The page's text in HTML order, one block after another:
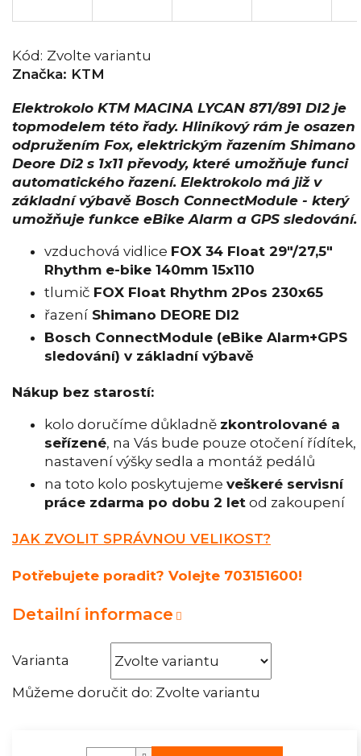
Kód: Zvolte variantu
Značka: KTM
Varianta
Můžeme doručit do: Zvolte variantu
Elektrokolo KTM MACINA LYCAN 871/891 DI2 je
topmodelem této řady. Hliníkový rám je osazen
odpružením Fox, elektrickým řazením Shimano
Deore Di2 s 1x11 převody, které umožňuje funci
automatického řazení. Elektrokolo má již v
základní výbavě Bosch ConnectModule - který
umožňuje funkce eBike Alarm a GPS sledování.
vzduchová vidlice FOX 34 Float 29"/27,5"
Rhythm e-bike 140mm 15x110
tlumič FOX Float Rhythm 2Pos 230x65
řazení Shimano DEORE DI2
Bosch ConnectModule (eBike Alarm+GPS
sledování) v základní výbavě
Nákup bez starostí:
kolo doručíme důkladně zkontrolované a
seřízené, na Vás bude pouze otočení řídítek,
nastavení výšky sedla a montáž pedálů
na toto kolo poskytujeme veškeré servisní
práce zdarma po dobu 2 let od zakoupení
JAK ZVOLIT SPRÁVNOU VELIKOST?
Potřebujete poradit? Volejte 703151600!
Detailní informace